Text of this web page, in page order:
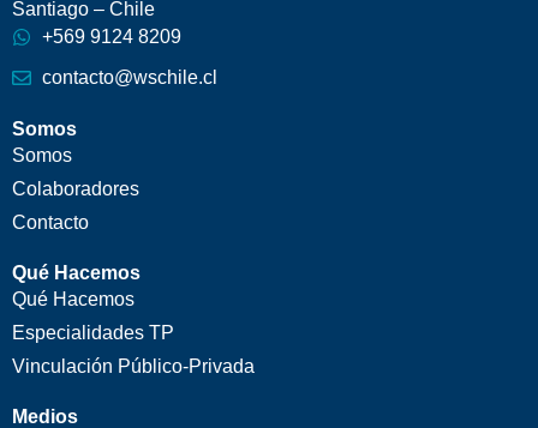
Santiago – Chile
+569 9124 8209
contacto@wschile.cl
Somos
Somos
Colaboradores
Contacto
Qué Hacemos
Qué Hacemos
Especialidades TP
Vinculación Público-Privada
Medios